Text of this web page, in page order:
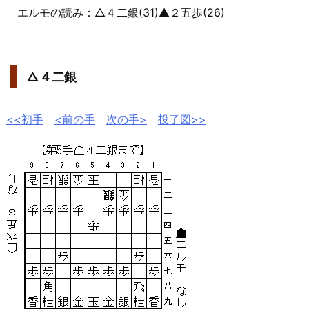
エルモの読み：△４二銀(31)▲２五歩(26)
△４二銀
<<初手 <前の手 次の手> 投了図>>